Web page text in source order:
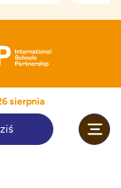
sierpnia